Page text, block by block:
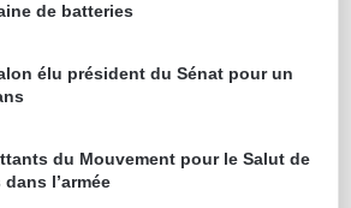
de batteries
élu président du Sénat pour un
du Mouvement pour le Salut de
l’armée